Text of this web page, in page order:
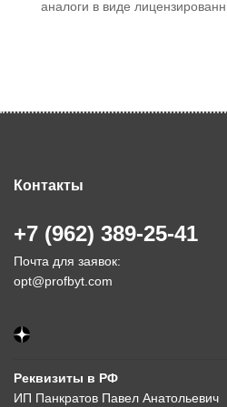
аналоги в виде
Контакты
+7 (962) 389-25-41
Почта для заявок:
opt@profbyt.com
Реквизиты в РФ
ИП Панкратов Павел Анатольевич